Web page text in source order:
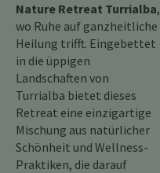
Nature Retreat Turrialba,
wo Ruhe auf ganzheitliche
Heilung trifft. Eingebettet
in die üppigen
Landschaften von
Turrialba bietet dieses
Retreat eine einzigartige
Mischung aus natürlicher
Schönheit und Wellness-
Praktiken, die darauf